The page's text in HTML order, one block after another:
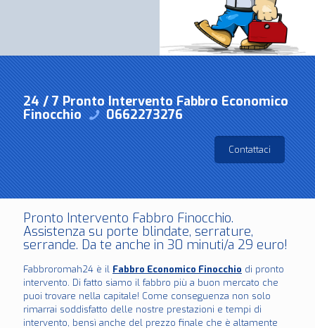
24 / 7 Pronto Intervento Fabbro Economico
Finocchio 0662273276
Contattaci
Pronto Intervento Fabbro Finocchio.
Assistenza su porte blindate, serrature,
serrande. Da te anche in 30 minuti/a 29 euro!
Fabbroromah24 è il Fabbro Economico Finocchio di pronto
intervento. Di fatto siamo il fabbro più a buon mercato che
puoi trovare nella capitale! Come conseguenza non solo
rimarrai soddisfatto delle nostre prestazioni e tempi di
intervento, bensì anche del prezzo finale che è altamente